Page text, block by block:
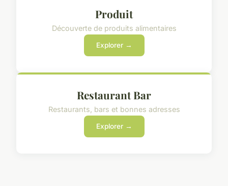
Produit
Découverte de produits alimentaires
Explorer →
Restaurant Bar
Restaurants, bars et bonnes adresses
Explorer →